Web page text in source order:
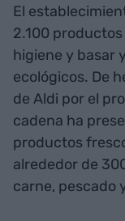
El
2.100
higiene y basar
ecológicos. De
de Aldi por el
cadena ha
productos
alrededor de
carne, pescado